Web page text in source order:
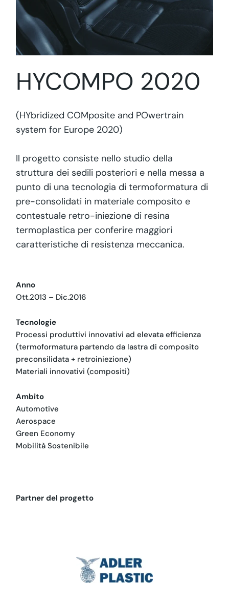
HYCOMPO 2020
(HYbridized COMposite and POwertrain
system for Europe 2020)
Il progetto consiste nello studio della
struttura dei sedili posteriori e nella messa a
punto di una tecnologia di termoformatura di
pre-consolidati in materiale composito e
contestuale retro-iniezione di resina
termoplastica per conferire maggiori
caratteristiche di resistenza meccanica.
Anno
Ott.2013 – Dic.2016
Tecnologie
Processi produttivi innovativi ad elevata efficienza
(termoformatura partendo da lastra di composito
preconsilidata + retroiniezione)
Materiali innovativi (compositi)
Ambito
Automotive
Aerospace
Green Economy
Mobilità Sostenibile
Partner del progetto